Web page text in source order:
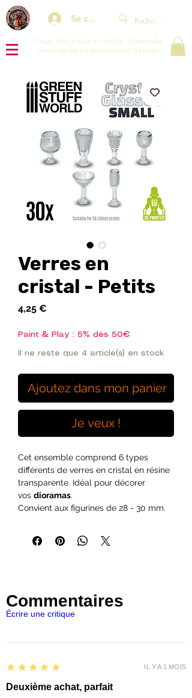
Se connecter
Congés d'été du 29/07 au 10/08/26 : Commandes
traitées une fois par semaine durant la période.
Verres en
cristal - Petits
4,25 €
Paint & Play : 5% dès 50€
Il ne reste que 4 article(s) en stock
Ajoutez dans mon panier
Je veux !
Cet ensemble comprend 6 types
différents de verres en cristal en résine
transparente. Idéal pour décorer
vos dioramas.
Convient aux figurines de 28 - 30 mm.
Commentaires
Écrire une critique
5
★★★★★
Deuxième achat, parfait
IL Y A 1 MOIS